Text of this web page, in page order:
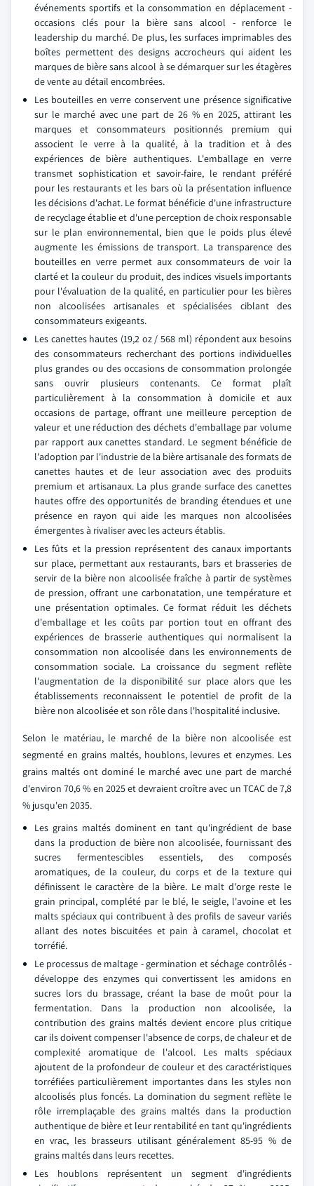
événements sportifs et la consommation en déplacement -
occasions clés pour la bière sans alcool - renforce le
leadership du marché. De plus, les surfaces imprimables des
boîtes permettent des designs accrocheurs qui aident les
marques de bière sans alcool à se démarquer sur les étagères
de vente au détail encombrées.
Les bouteilles en verre conservent une présence significative
sur le marché avec une part de 26 % en 2025, attirant les
marques et consommateurs positionnés premium qui
associent le verre à la qualité, à la tradition et à des
expériences de bière authentiques. L'emballage en verre
transmet sophistication et savoir-faire, le rendant préféré
pour les restaurants et les bars où la présentation influence
les décisions d'achat. Le format bénéficie d'une infrastructure
de recyclage établie et d'une perception de choix responsable
sur le plan environnemental, bien que le poids plus élevé
augmente les émissions de transport. La transparence des
bouteilles en verre permet aux consommateurs de voir la
clarté et la couleur du produit, des indices visuels importants
pour l'évaluation de la qualité, en particulier pour les bières
non alcoolisées artisanales et spécialisées ciblant des
consommateurs exigeants.
Les canettes hautes (19,2 oz / 568 ml) répondent aux besoins
des consommateurs recherchant des portions individuelles
plus grandes ou des occasions de consommation prolongée
sans ouvrir plusieurs contenants. Ce format plaît
particulièrement à la consommation à domicile et aux
occasions de partage, offrant une meilleure perception de
valeur et une réduction des déchets d'emballage par volume
par rapport aux canettes standard. Le segment bénéficie de
l'adoption par l'industrie de la bière artisanale des formats de
canettes hautes et de leur association avec des produits
premium et artisanaux. La plus grande surface des canettes
hautes offre des opportunités de branding étendues et une
présence en rayon qui aide les marques non alcoolisées
émergentes à rivaliser avec les acteurs établis.
Les fûts et la pression représentent des canaux importants
sur place, permettant aux restaurants, bars et brasseries de
servir de la bière non alcoolisée fraîche à partir de systèmes
de pression, offrant une carbonatation, une température et
une présentation optimales. Ce format réduit les déchets
d'emballage et les coûts par portion tout en offrant des
expériences de brasserie authentiques qui normalisent la
consommation non alcoolisée dans les environnements de
consommation sociale. La croissance du segment reflète
l'augmentation de la disponibilité sur place alors que les
établissements reconnaissent le potentiel de profit de la
bière non alcoolisée et son rôle dans l'hospitalité inclusive.
Selon le matériau, le marché de la bière non alcoolisée est
segmenté en grains maltés, houblons, levures et enzymes. Les
grains maltés ont dominé le marché avec une part de marché
d'environ 70,6 % en 2025 et devraient croître avec un TCAC de 7,8
% jusqu'en 2035.
Les grains maltés dominent en tant qu'ingrédient de base
dans la production de bière non alcoolisée, fournissant des
sucres fermentescibles essentiels, des composés
aromatiques, de la couleur, du corps et de la texture qui
définissent le caractère de la bière. Le malt d'orge reste le
grain principal, complété par le blé, le seigle, l'avoine et les
malts spéciaux qui contribuent à des profils de saveur variés
allant des notes biscuitées et pain à caramel, chocolat et
torréfié.
Le processus de maltage - germination et séchage contrôlés -
développe des enzymes qui convertissent les amidons en
sucres lors du brassage, créant la base de moût pour la
fermentation. Dans la production non alcoolisée, la
contribution des grains maltés devient encore plus critique
car ils doivent compenser l'absence de corps, de chaleur et de
complexité aromatique de l'alcool. Les malts spéciaux
ajoutent de la profondeur de couleur et des caractéristiques
torréfiées particulièrement importantes dans les styles non
alcoolisés plus foncés. La domination du segment reflète le
rôle irremplaçable des grains maltés dans la production
authentique de bière et leur rentabilité en tant qu'ingrédients
en vrac, les brasseurs utilisant généralement 85-95 % de
grains maltés dans leurs recettes.
Les houblons représentent un segment d'ingrédients